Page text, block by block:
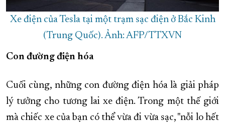
Xe điện của Tesla tại một trạm sạc điện ở Bắc Kinh
(Trung Quốc). Ảnh: AFP/TTXVN
Con đường điện hóa
Cuối cùng, những con đường điện hóa là giải pháp
lý tưởng cho tương lai xe điện. Trong một thế giới
mà chiếc xe của bạn có thể vừa đi vừa sạc, "nỗi lo hết